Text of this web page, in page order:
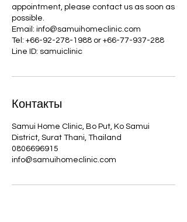
appointment, please contact us as soon as
possible.
Email: info@samuihomeclinic.com
Tel: +66-92-278-1988 or +66-77-937-288
Line ID: samuiclinic
Контакты
Samui Home Clinic, Bo Put, Ko Samui
District, Surat Thani, Thailand
0806696915
info@samuihomeclinic.com